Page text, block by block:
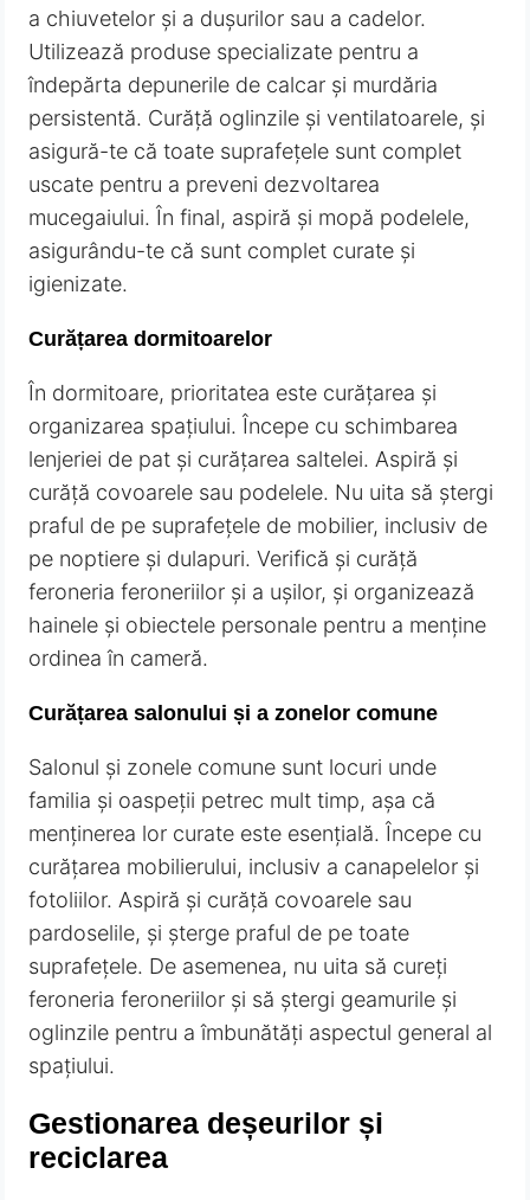
a chiuvetelor și a dușurilor sau a cadelor.
Utilizează produse specializate pentru a
îndepărta depunerile de calcar și murdăria
persistentă. Curăță oglinzile și ventilatoarele, și
asigură-te că toate suprafețele sunt complet
uscate pentru a preveni dezvoltarea
mucegaiului. În final, aspiră și mopă podelele,
asigurându-te că sunt complet curate și
igienizate.
Curățarea dormitoarelor
În dormitoare, prioritatea este curățarea și
organizarea spațiului. Începe cu schimbarea
lenjeriei de pat și curățarea saltelei. Aspiră și
curăță covoarele sau podelele. Nu uita să ștergi
praful de pe suprafețele de mobilier, inclusiv de
pe noptiere și dulapuri. Verifică și curăță
feroneria feroneriilor și a ușilor, și organizează
hainele și obiectele personale pentru a menține
ordinea în cameră.
Curățarea salonului și a zonelor comune
Salonul și zonele comune sunt locuri unde
familia și oaspeții petrec mult timp, așa că
menținerea lor curate este esențială. Începe cu
curățarea mobilierului, inclusiv a canapelelor și
fotoliilor. Aspiră și curăță covoarele sau
pardoselile, și șterge praful de pe toate
suprafețele. De asemenea, nu uita să cureți
feroneria feroneriilor și să ștergi geamurile și
oglinzile pentru a îmbunătăți aspectul general al
spațiului.
Gestionarea deșeurilor și
reciclarea